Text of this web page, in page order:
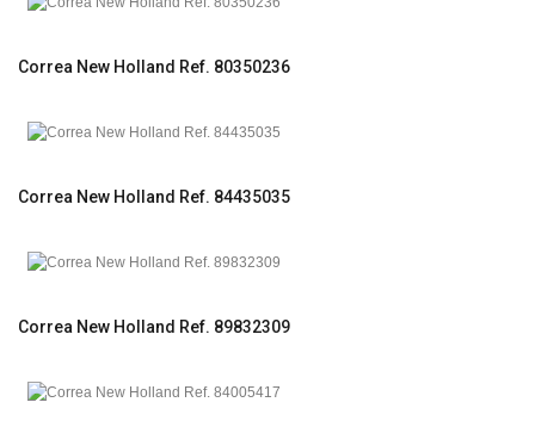
Correa New Holland Ref. 80350236
Correa New Holland Ref. 84435035
Correa New Holland Ref. 89832309